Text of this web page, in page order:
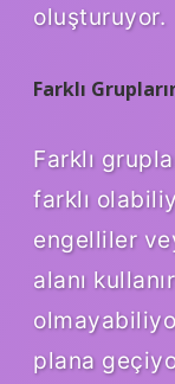
oluşturuyor.
Farklı
Farklı
farklı
engelliler
alanı
plana